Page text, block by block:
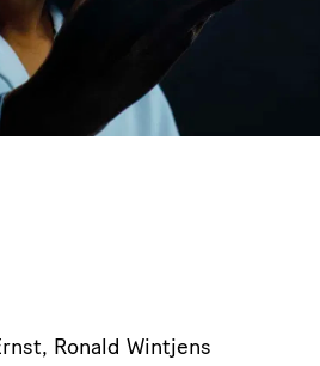
Ronald Wintjens